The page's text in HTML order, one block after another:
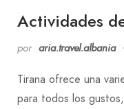
Actividades
por aria.travel.albania
Tirana ofrece una
para todos los